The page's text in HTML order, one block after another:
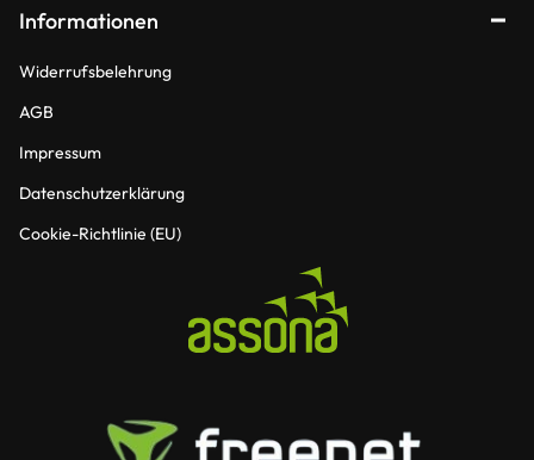
Informationen
Widerrufsbelehrung
AGB
Impressum
Datenschutzerklärung
Cookie-Richtlinie (EU)